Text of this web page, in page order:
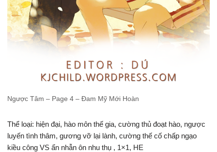
Ngược Tâm – Page 4 – Đam Mỹ Mới Hoàn
Thể loại: hiện đại, hào môn thế gia, cường thủ đoạt hào, ngược
luyến tình thâm, gương vỡ lại lành, cường thế cố chấp ngạo
kiều công VS ẩn nhẫn ôn nhu thụ , 1×1, HE